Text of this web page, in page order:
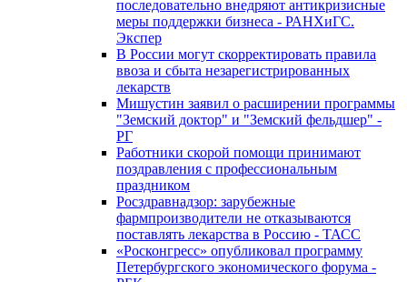
последовательно внедряют антикризисные
меры поддержки бизнеса - РАНХиГС.
Экспер
В России могут скорректировать правила
ввоза и сбыта незарегистрированных
лекарств
Мишустин заявил о расширении программы
"Земский доктор" и "Земский фельдшер" -
РГ
Работники скорой помощи принимают
поздравления с профессиональным
праздником
Росздравнадзор: зарубежные
фармпроизводители не отказываются
поставлять лекарства в Россию - ТАСС
«Росконгресс» опубликовал программу
Петербургского экономического форума -